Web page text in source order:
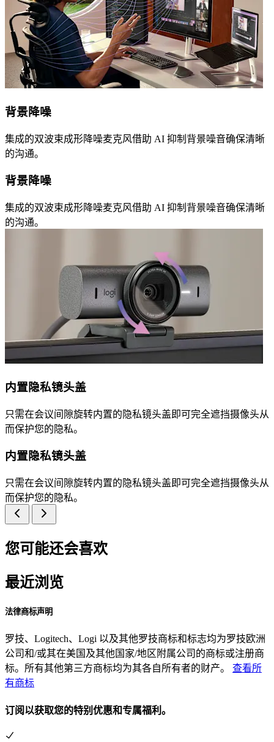
背景降噪
集成的双波束成形降噪麦克风借助 AI 抑制背景噪音确保清晰
的沟通。
背景降噪
集成的双波束成形降噪麦克风借助 AI 抑制背景噪音确保清晰
的沟通。
内置隐私镜头盖
只需在会议间隙旋转内置的隐私镜头盖即可完全遮挡摄像头从
而保护您的隐私。
内置隐私镜头盖
只需在会议间隙旋转内置的隐私镜头盖即可完全遮挡摄像头从
而保护您的隐私。
您可能还会喜欢
最近浏览
法律商标声明
罗技、Logitech、Logi 以及其他罗技商标和标志均为罗技欧洲
公司和/或其在美国及其他国家/地区附属公司的商标或注册商
标。所有其他第三方商标均为其各自所有者的财产。 查看所
有商标
订阅以获取您的特别优惠和专属福利。